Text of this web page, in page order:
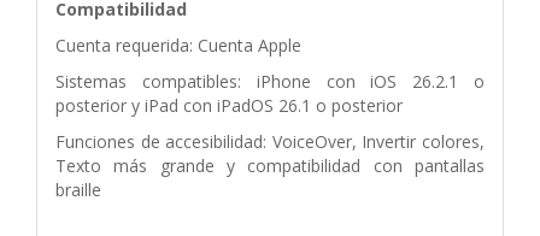
Compatibilidad
Cuenta requerida: Cuenta Apple
Sistemas compatibles: iPhone con iOS 26.2.1 o
posterior y iPad con iPadOS 26.1 o posterior
Funciones de accesibilidad: VoiceOver, Invertir colores,
Texto más grande y compatibilidad con pantallas
braille